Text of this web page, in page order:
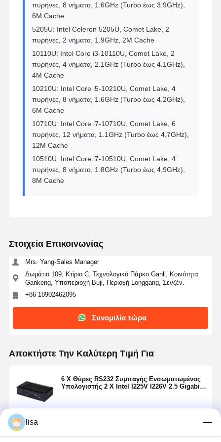
πυρήνες, 8 νήματα, 1.6GHz (Turbo έως 3.9GHz),
6M Cache
5205U: Intel Celeron 5205U, Comet Lake, 2
πυρήνες, 2 νήματα, 1.9GHz, 2M Cache
10110U: Intel Core i3-10110U, Comet Lake, 2
πυρήνες, 4 νήματα, 2.1GHz (Turbo έως 4.1GHz),
4M Cache
10210U: Intel Core i5-10210U, Comet Lake, 4
πυρήνες, 8 νήματα, 1.6GHz (Turbo έως 4.2GHz),
6M Cache
10710U: Intel Core i7-10710U, Comet Lake, 6
πυρήνες, 12 νήματα, 1.1GHz (Turbo έως 4,7GHz),
12M Cache
10510U: Intel Core i7-10510U, Comet Lake, 4
πυρήνες, 8 νήματα, 1.8GHz (Turbo έως 4,9GHz),
8M Cache
Στοιχεία Επικοινωνίας
Mrs. Yang-Sales Manager
Δωμάτιο 109, Κτίριο C, Τεχνολογικό Πάρκο Ganli, Κοινότητα
Gankeng, Υποπεριοχή Buji, Περιοχή Longgang, Σενζέν.
+86 18902462095
Συνομιλία τώρα
Αποκτήστε Την Καλύτερη Τιμή Για
6 X Θύρες RS232 Συμπαγής Ενσωματωμένος
Υπολογιστής 2 X Intel I225V I226V 2.5 Gigabit
lisa